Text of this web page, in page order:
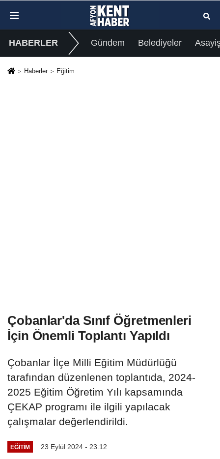
HABERLER Gündem Belediyeler
Haberler Eğitim
Çobanlar'da Sınıf Öğretmenleri
İçin Önemli Toplantı Yapıldı
Çobanlar İlçe Milli Eğitim Müdürlüğü
tarafından düzenlenen toplantıda, 2024-
2025 Eğitim Öğretim Yılı kapsamında
ÇEKAP programı ile ilgili yapılacak
çalışmalar değerlendirildi.
EĞITIM 23 Eylül 2024 - 23:12